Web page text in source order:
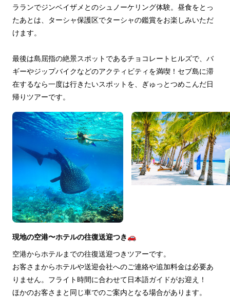
ラランでジンベイザメとのシュノーケリング体験。昼食をとっ
たあとは、ターシャ保護区でターシャの鑑賞をお楽しみいただ
けます。
最後は島屈指の絶景スポットであるチョコレートヒルズで、バ
ギーやジップバイクなどのアクティビティを満喫！セブ島に滞
在するなら一度は行きたいスポットを、ぎゅっとつめこんだ日
帰りツアーです。
現地の空港〜ホテルの往復送迎つき🚗
空港からホテルまでの往復送迎つきツアーです。
お客さまからホテルや送迎会社へのご連絡や追加料金は必要あ
りません。フライト時間に合わせて日本語ガイドがお迎え！
ほかのお客さまと同じ車でのご案内となる場合があります。